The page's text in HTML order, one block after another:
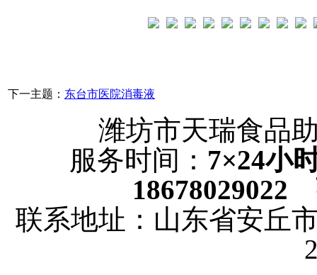
下一主题： 东台市医院消毒液
潍坊市天瑞食品
服务时间： 7×24
18678029022
联系地址：山东省安丘